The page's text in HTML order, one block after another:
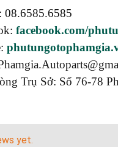
08.6585.6585
facebook.com/
Trụ Sở: Số 76-78
yet.